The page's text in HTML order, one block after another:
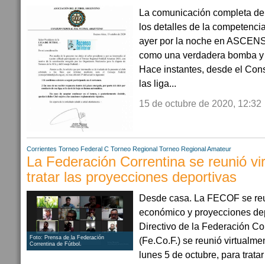
La comunicación completa
los detalles de la
ayer por la noche en
como una verdadera bomba
Hace instantes, desde el
las liga...
15 de octubre de 2020, 12:32
Corrientes Torneo Federal C Torneo Regional Torneo Regional Amateur
La Federación Correntina se reunió
tratar las proyecciones deportivas
Foto: Prensa de la Federación
Correntina de Fútbol.
Desde casa. La FECOF se
económico y proyecciones
Directivo de la Federación
(Fe.Co.F.) se reunió
lunes 5 de octubre, para